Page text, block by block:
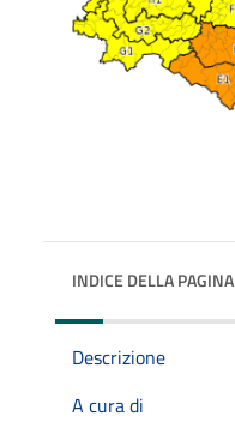
INDICE DELLA PAGINA
Descrizione
A cura di